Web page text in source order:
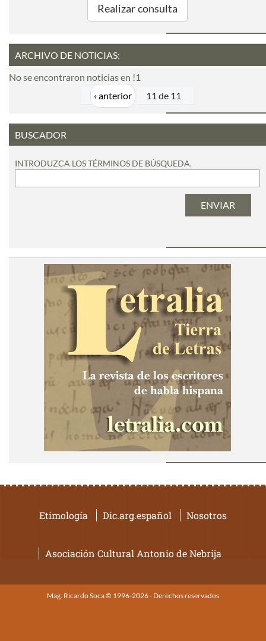
Realizar consulta
ARCHIVO DE NOTICIAS:
No se encontraron noticias en !1
‹ anterior
11 de 11
BUSCADOR
INTRODUZCA LOS TÉRMINOS DE BÚSQUEDA.
Etimología Dic.arg.español Nosotros
Asociación Cultural Antonio de Nebrija
Mag. Ricardo Soca © 1996-2026 - Derechos reservados